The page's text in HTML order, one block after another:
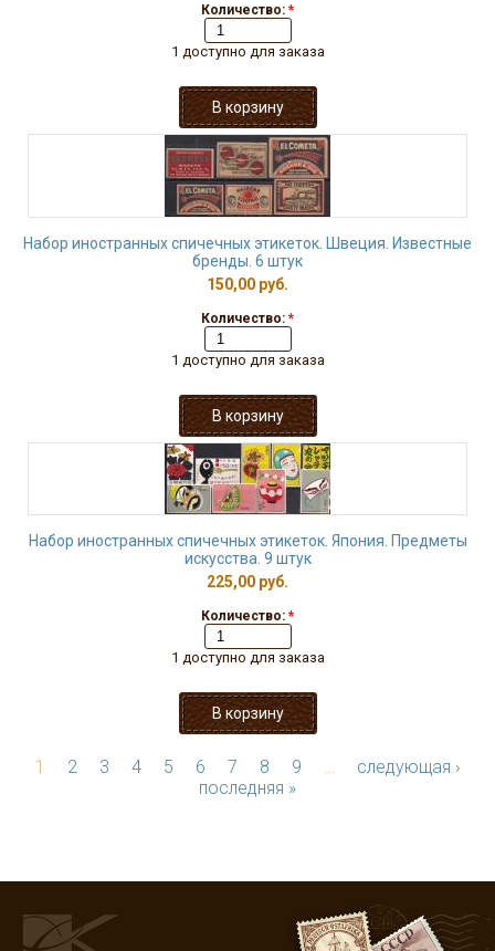
Количество: *
1 доступно для заказа
Набор иностранных спичечных этикеток. Швеция. Известные
бренды. 6 штук
150,00 руб.
Количество: *
1 доступно для заказа
Набор иностранных спичечных этикеток. Япония. Предметы
искусства. 9 штук
225,00 руб.
Количество: *
1 доступно для заказа
1 2 3 4 5 6 7 8 9 …
следующая ›
последняя »